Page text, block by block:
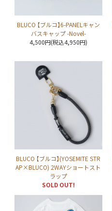
BLUCO 【ブルコ】6-PANELキャン
バスキャップ -Novel-
4,500円(税込4,950円)
BLUCO 【ブルコ】(YOSEMITE STR
AP×BLUCO) 2WAYショートスト
ラップ
SOLD OUT!